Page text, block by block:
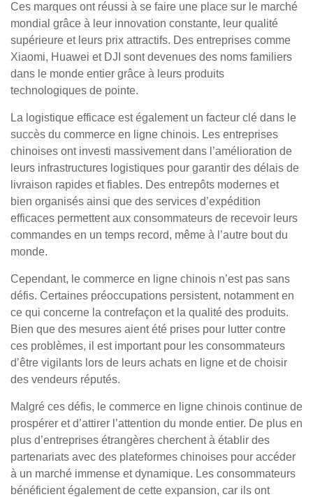
Ces marques ont réussi à se faire une place sur le marché
mondial grâce à leur innovation constante, leur qualité
supérieure et leurs prix attractifs. Des entreprises comme
Xiaomi, Huawei et DJI sont devenues des noms familiers
dans le monde entier grâce à leurs produits
technologiques de pointe.
La logistique efficace est également un facteur clé dans le
succès du commerce en ligne chinois. Les entreprises
chinoises ont investi massivement dans l’amélioration de
leurs infrastructures logistiques pour garantir des délais de
livraison rapides et fiables. Des entrepôts modernes et
bien organisés ainsi que des services d’expédition
efficaces permettent aux consommateurs de recevoir leurs
commandes en un temps record, même à l’autre bout du
monde.
Cependant, le commerce en ligne chinois n’est pas sans
défis. Certaines préoccupations persistent, notamment en
ce qui concerne la contrefaçon et la qualité des produits.
Bien que des mesures aient été prises pour lutter contre
ces problèmes, il est important pour les consommateurs
d’être vigilants lors de leurs achats en ligne et de choisir
des vendeurs réputés.
Malgré ces défis, le commerce en ligne chinois continue de
prospérer et d’attirer l’attention du monde entier. De plus en
plus d’entreprises étrangères cherchent à établir des
partenariats avec des plateformes chinoises pour accéder
à un marché immense et dynamique. Les consommateurs
bénéficient également de cette expansion, car ils ont